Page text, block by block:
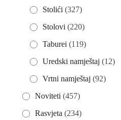
Stolići (327)
Stolovi (220)
Taburei (119)
Uredski namještaj (12)
Vrtni namještaj (92)
Noviteti (457)
Rasvjeta (234)